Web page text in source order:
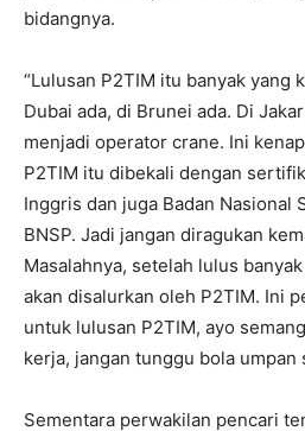
bidangnya.
“Lulusan P2TIM itu banyak yang
Dubai ada, di Brunei ada. Di
menjadi operator crane. Ini
P2TIM itu dibekali dengan
Inggris dan juga Badan Nasional
BNSP. Jadi jangan diragukan
Masalahnya, setelah lulus
akan disalurkan oleh P2TIM. Ini
untuk lulusan P2TIM, ayo
kerja, jangan tunggu bola umpan
Sementara perwakilan pencari